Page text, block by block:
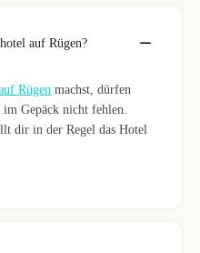
auf Rügen?
Rügen machst, dürfen
im Gepäck nicht fehlen.
dir in der Regel das Hotel